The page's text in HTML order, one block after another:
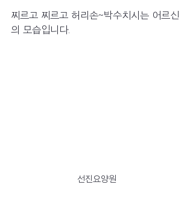
찌르고 찌르고 허리손~박수치시는 어르신
의 모습입니다.
선진요양원